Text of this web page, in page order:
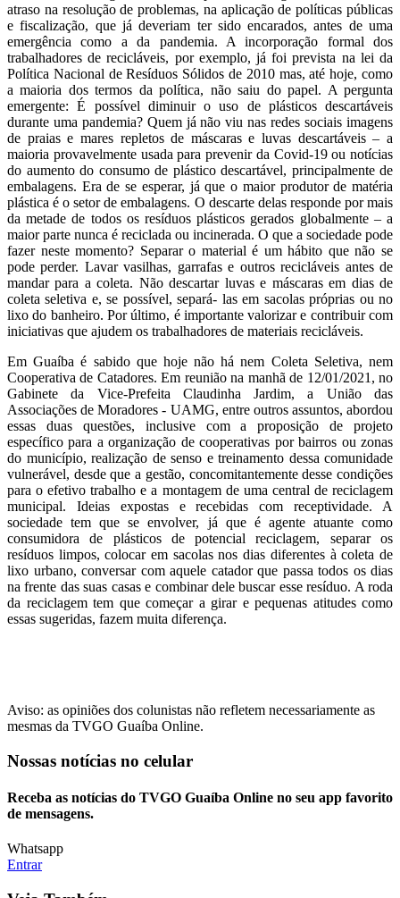
atraso na resolução de problemas, na aplicação de políticas públicas
e fiscalização, que já deveriam ter sido encarados, antes de uma
emergência como a da pandemia. A incorporação formal dos
trabalhadores de recicláveis, por exemplo, já foi prevista na lei da
Política Nacional de Resíduos Sólidos de 2010 mas, até hoje, como
a maioria dos termos da política, não saiu do papel. A pergunta
emergente: É possível diminuir o uso de plásticos descartáveis
durante uma pandemia? Quem já não viu nas redes sociais imagens
de praias e mares repletos de máscaras e luvas descartáveis – a
maioria provavelmente usada para prevenir da Covid-19 ou notícias
do aumento do consumo de plástico descartável, principalmente de
embalagens. Era de se esperar, já que o maior produtor de matéria
plástica é o setor de embalagens. O descarte delas responde por mais
da metade de todos os resíduos plásticos gerados globalmente – a
maior parte nunca é reciclada ou incinerada. O que a sociedade pode
fazer neste momento? Separar o material é um hábito que não se
pode perder. Lavar vasilhas, garrafas e outros recicláveis antes de
mandar para a coleta. Não descartar luvas e máscaras em dias de
coleta seletiva e, se possível, separá- las em sacolas próprias ou no
lixo do banheiro. Por último, é importante valorizar e contribuir com
iniciativas que ajudem os trabalhadores de materiais recicláveis.
Em Guaíba é sabido que hoje não há nem Coleta Seletiva, nem
Cooperativa de Catadores. Em reunião na manhã de 12/01/2021, no
Gabinete da Vice-Prefeita Claudinha Jardim, a União das
Associações de Moradores - UAMG, entre outros assuntos, abordou
essas duas questões, inclusive com a proposição de projeto
específico para a organização de cooperativas por bairros ou zonas
do município, realização de senso e treinamento dessa comunidade
vulnerável, desde que a gestão, concomitantemente desse condições
para o efetivo trabalho e a montagem de uma central de reciclagem
municipal. Ideias expostas e recebidas com receptividade. A
sociedade tem que se envolver, já que é agente atuante como
consumidora de plásticos de potencial reciclagem, separar os
resíduos limpos, colocar em sacolas nos dias diferentes à coleta de
lixo urbano, conversar com aquele catador que passa todos os dias
na frente das suas casas e combinar dele buscar esse resíduo. A roda
da reciclagem tem que começar a girar e pequenas atitudes como
essas sugeridas, fazem muita diferença.
Aviso: as opiniões dos colunistas não refletem necessariamente as
mesmas da TVGO Guaíba Online.
Nossas notícias no celular
Receba as notícias do TVGO Guaíba Online no seu app favorito
de mensagens.
Whatsapp
Entrar